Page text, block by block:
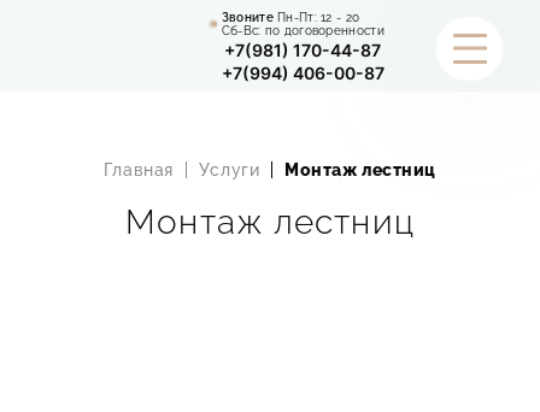
ЗвонитеПн-Пт:12 - 20
Сб-Вс: по договоренности
+7(981) 170-44-87
+7(994) 406-00-87
УСЛУГИ
Главная Услуги Монтаж лестниц
Монтаж лестниц